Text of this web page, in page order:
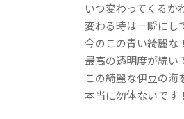
いつ変わってくるか
変わる時は一瞬にし
今のこの青い綺麗な！
最高の透明度が続い
この綺麗な伊豆の海
本当に勿体ないです！